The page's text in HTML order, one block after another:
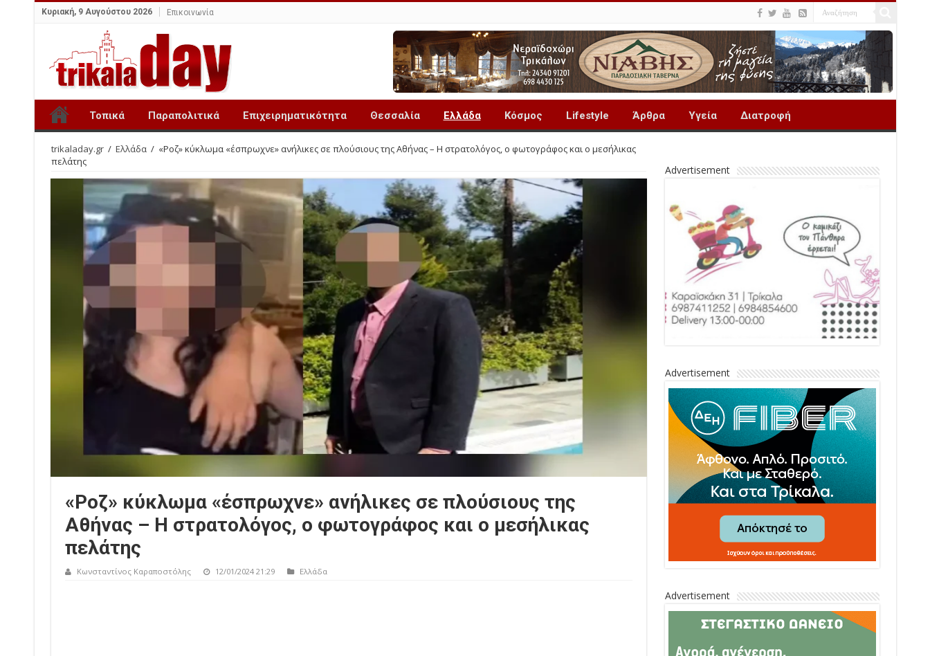
Κυριακή, 9 Αυγούστου 2026 Επικοινωνία
Τοπικά Παραπολιτικά Επιχειρηματικότητα Θεσσαλία Ελλάδα Κόσμος Lifestyle Άρθρα Υγεία Διατροφή
trikaladay.gr / Ελλάδα / «Ροζ» κύκλωμα «έσπρωχνε» ανήλικες σε πλούσιους της Αθήνας – Η στρατολόγος, ο φωτογράφος και ο μεσήλικας
πελάτης
«Ροζ» κύκλωμα «έσπρωχνε» ανήλικες σε πλούσιους της
Αθήνας – Η στρατολόγος, ο φωτογράφος και ο μεσήλικας
πελάτης
Κωνσταντίνος Καραποστόλης 12/01/2024 21:29 Ελλάδα
Advertisement
Advertisement
Advertisement